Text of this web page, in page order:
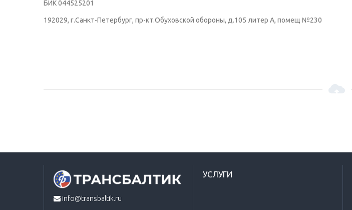
БИК 044525201
192029, г.Санкт-Петербург, пр-кт.Обуховской обороны, д.105 литер А, помещ №230
info@transbaltik.ru
УСЛУГИ